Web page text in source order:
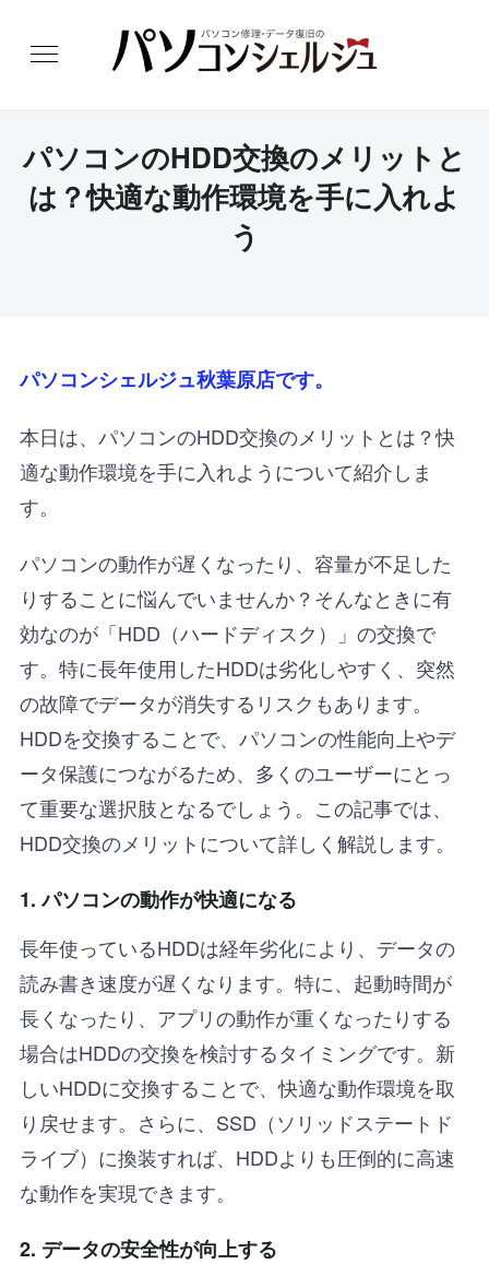
パソコンのHDD交換のメリットと
は？快適な動作環境を手に入れよ
う
パソコンシェルジュ秋葉原店です。
本日は、パソコンのHDD交換のメリットとは？快
適な動作環境を手に入れようについて紹介しま
す。
パソコンの動作が遅くなったり、容量が不足した
りすることに悩んでいませんか？そんなときに有
効なのが「HDD（ハードディスク）」の交換で
す。特に長年使用したHDDは劣化しやすく、突然
の故障でデータが消失するリスクもあります。
HDDを交換することで、パソコンの性能向上やデ
ータ保護につながるため、多くのユーザーにとっ
て重要な選択肢となるでしょう。この記事では、
HDD交換のメリットについて詳しく解説します。
1. パソコンの動作が快適になる
長年使っているHDDは経年劣化により、データの
読み書き速度が遅くなります。特に、起動時間が
長くなったり、アプリの動作が重くなったりする
場合はHDDの交換を検討するタイミングです。新
しいHDDに交換することで、快適な動作環境を取
り戻せます。さらに、SSD（ソリッドステートド
ライブ）に換装すれば、HDDよりも圧倒的に高速
な動作を実現できます。
2. データの安全性が向上する